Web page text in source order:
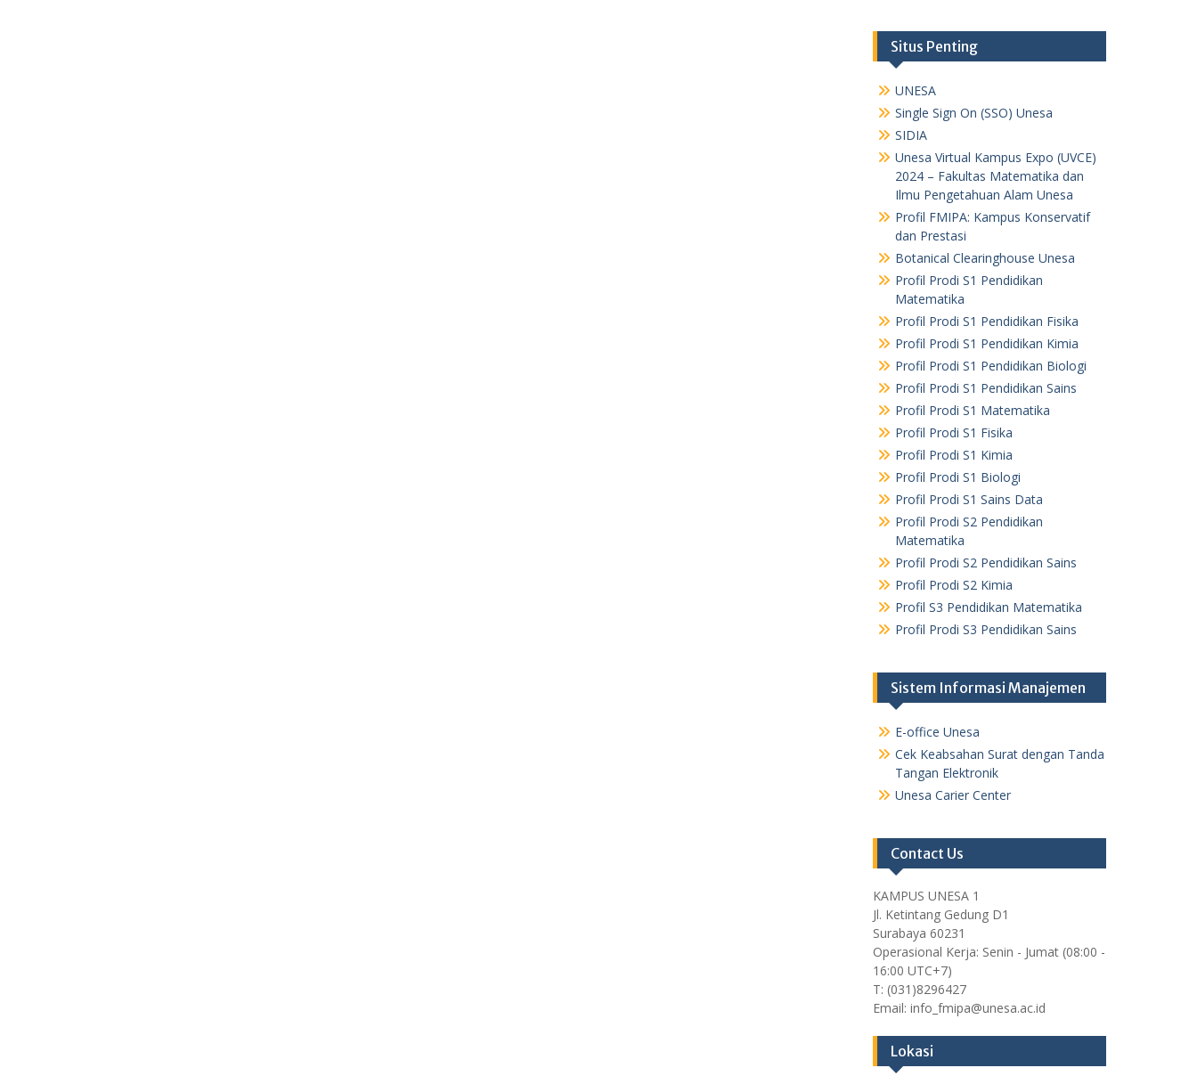
Situs Penting
UNESA
Single Sign On (SSO) Unesa
SIDIA
Unesa Virtual Kampus Expo (UVCE)
2024 – Fakultas Matematika dan
Ilmu Pengetahuan Alam Unesa
Profil FMIPA: Kampus Konservatif
dan Prestasi
Botanical Clearinghouse Unesa
Profil Prodi S1 Pendidikan
Matematika
Profil Prodi S1 Pendidikan Fisika
Profil Prodi S1 Pendidikan Kimia
Profil Prodi S1 Pendidikan Biologi
Profil Prodi S1 Pendidikan Sains
Profil Prodi S1 Matematika
Profil Prodi S1 Fisika
Profil Prodi S1 Kimia
Profil Prodi S1 Biologi
Profil Prodi S1 Sains Data
Profil Prodi S2 Pendidikan
Matematika
Profil Prodi S2 Pendidikan Sains
Profil Prodi S2 Kimia
Profil S3 Pendidikan Matematika
Profil Prodi S3 Pendidikan Sains
Sistem Informasi Manajemen
E-office Unesa
Cek Keabsahan Surat dengan Tanda
Tangan Elektronik
Unesa Carier Center
Contact Us
KAMPUS UNESA 1
Jl. Ketintang Gedung D1
Surabaya 60231
Operasional Kerja: Senin - Jumat (08:00 -
16:00 UTC+7)
T: (031)8296427
Email: info_fmipa@unesa.ac.id
Lokasi